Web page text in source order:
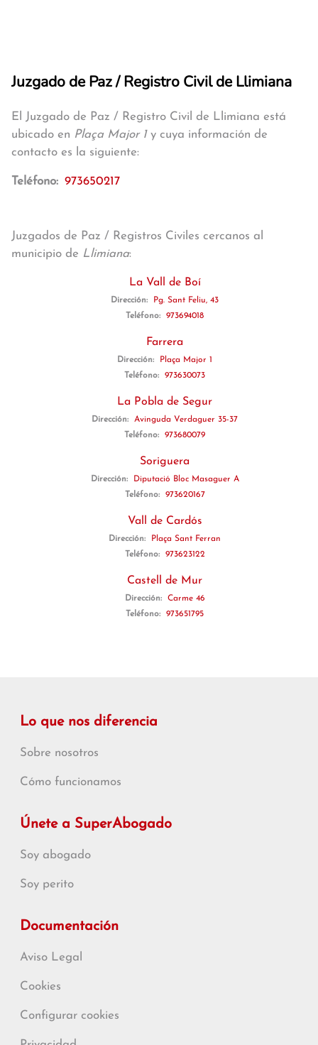
Juzgado de Paz / Registro Civil de Llimiana
El Juzgado de Paz / Registro Civil de Llimiana está
ubicado en Plaça Major 1y cuya información de
contacto es la siguiente:
Teléfono: 973650217
Juzgados de Paz / Registros Civiles cercanos al
municipio de Llimiana:
La Vall de Boí
Dirección:
Pg. Sant Feliu, 43
Teléfono:
973694018
Farrera
Dirección:
Plaça Major 1
Teléfono:
973630073
La Pobla de Segur
Dirección:
Avinguda Verdaguer 35-37
Teléfono:
973680079
Soriguera
Dirección:
Diputació Bloc Masaguer A
Teléfono:
973620167
Vall de Cardós
Dirección:
Plaça Sant Ferran
Teléfono:
973623122
Castell de Mur
Dirección:
Carme 46
Teléfono:
973651795
Lo que nos diferencia
Sobre nosotros
Cómo funcionamos
Únete a SuperAbogado
Soy abogado
Soy perito
Documentación
Aviso Legal
Cookies
Configurar cookies